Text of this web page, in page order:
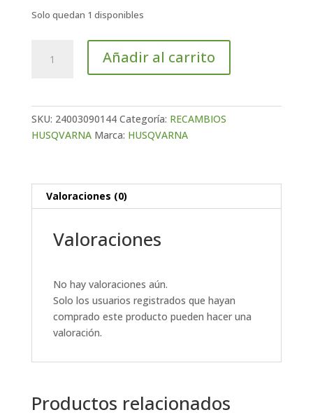
Solo quedan 1 disponibles
PLATE
Añadir al carrito
SKU: 24003090144 Categoría: RECAMBIOS
HUSQVARNA Marca: HUSQVARNA
Valoraciones (0)
Valoraciones
No hay valoraciones aún.
Solo los usuarios registrados que hayan
comprado este producto pueden hacer una
valoración.
Productos relacionados